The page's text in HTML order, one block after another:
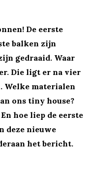
De eerste
balken zijn
gedraaid. Waar
Die ligt er na vier
Welke materialen
ons tiny house?
hoe liep de eerste
deze nieuwe
het bericht.